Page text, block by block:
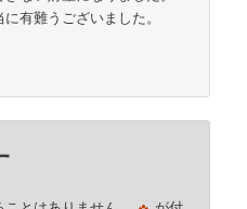
有難うございました。